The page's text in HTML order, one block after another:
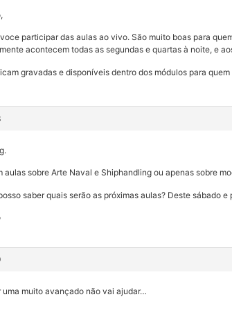
participar das aulas ao vivo. São muito boas para
acontecem todas as segundas e quartas à noite, e
gravadas e disponíveis dentro dos módulos para
aulas sobre Arte Naval e Shiphandling ou apenas sobre
saber quais serão as próximas aulas? Deste sábado
uma muito avançado não vai ajudar…